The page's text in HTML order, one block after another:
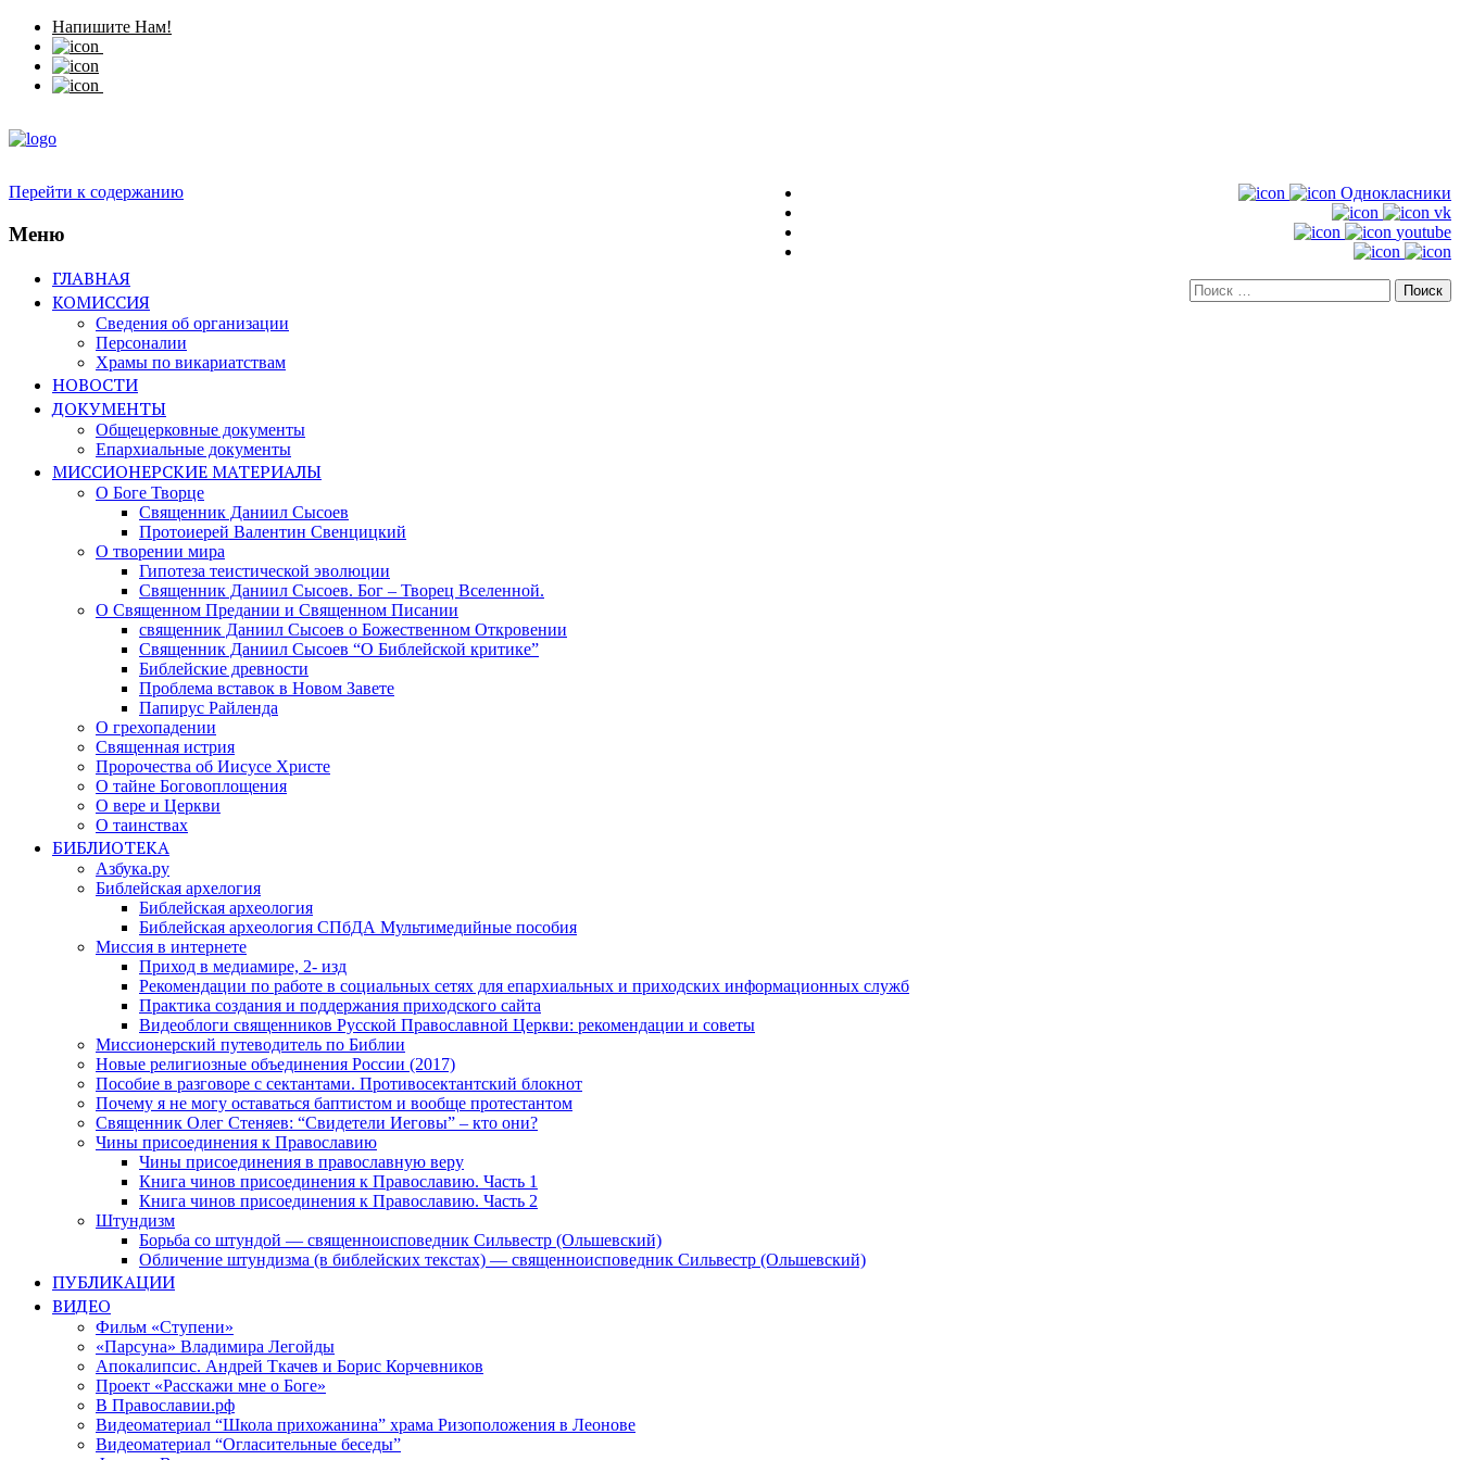
Напишите Нам!
Однокласники
vk
youtube
Искать:
Перейти к содержанию
Меню
ГЛАВНАЯ
КОМИССИЯ
Сведения об организации
Персоналии
Храмы по викариатствам
НОВОСТИ
ДОКУМЕНТЫ
Общецерковные документы
Епархиальные документы
МИССИОНЕРСКИЕ МАТЕРИАЛЫ
О Боге Творце
Священник Даниил Сысоев
Протоиерей Валентин Свенцицкий
О творении мира
Гипотеза теистической эволюции
Священник Даниил Сысоев. Бог – Творец Вселенной.
О Священном Предании и Священном Писании
священник Даниил Сысоев о Божественном Откровении
Священник Даниил Сысоев “О Библейской критике”
Библейские древности
Проблема вставок в Новом Завете
Папирус Райленда
О грехопадении
Священная истрия
Пророчества об Иисусе Христе
О тайне Боговоплощения
О вере и Церкви
О таинствах
БИБЛИОТЕКА
Азбука.ру
Библейская архелогия
Библейская археология
Библейская археология СПбДА Мультимедийные пособия
Миссия в интернете
Приход в медиамире, 2- изд
Рекомендации по работе в социальных сетях для епархиальных и приходских информационных служб
Практика создания и поддержания приходского сайта
Видеоблоги священников Русской Православной Церкви: рекомендации и советы
Миссионерский путеводитель по Библии
Новые религиозные объединения России (2017)
Пособие в разговоре с сектантами. Противосектантский блокнот
Почему я не могу оставаться баптистом и вообще протестантом
Священник Олег Стеняев: “Свидетели Иеговы” – кто они?
Чины присоединения к Православию
Чины присоединения в православную веру
Книга чинов присоединения к Православию. Часть 1
Книга чинов присоединения к Православию. Часть 2
Штундизм
Борьба со штундой — священноисповедник Сильвестр (Ольшевский)
Обличение штундизма (в библейских текстах) — священноисповедник Сильвестр (Ольшевский)
ПУБЛИКАЦИИ
ВИДЕО
Фильм «Ступени»
«Парсуна» Владимира Легойды
Апокалипсис. Андрей Ткачев и Борис Корчевников
Проект «Расскажи мне о Боге»
В Православии.рф
Видеоматериал “Школа прихожанина” храма Ризоположения в Леонове
Видеоматериал “Огласительные беседы”